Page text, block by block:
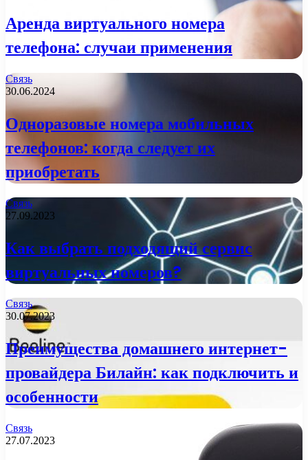
Аренда виртуального номера
телефона: случаи применения
Связь
30.06.2024
Одноразовые номера мобильных
телефонов: когда следует их
приобретать
Связь
27.09.2023
Как выбрать подходящий сервис
виртуальных номеров?
Связь
30.07.2023
Преимущества домашнего интернет-
провайдера Билайн: как подключить и
особенности
Связь
27.07.2023